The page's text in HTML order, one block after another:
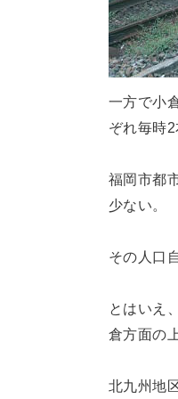
一方で小
ぞれ毎時2
福岡市都
少ない。
その人口
とはいえ
倉方面の
北九州地